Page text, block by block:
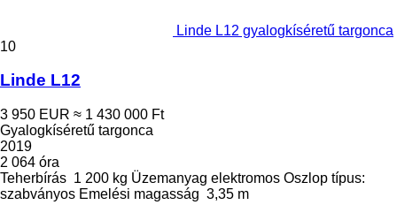
Linde L12 gyalogkíséretű targonca
10
Linde L12
3 950 EUR ≈ 1 430 000 Ft
Gyalogkíséretű targonca
2019
2 064 óra
Teherbírás 1 200 kg Üzemanyag elektromos Oszlop típus:
szabványos Emelési magasság 3,35 m